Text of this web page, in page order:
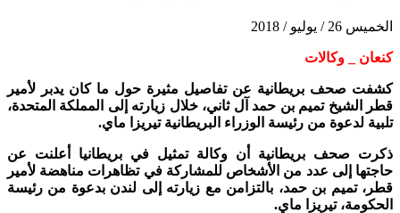
الخميس 26 / يوليو / 2018
كنعان _ وكالات
كشفت صحف بريطانية عن تفاصيل مثيرة حول ما كان يدبر لأمير
قطر الشيخ تميم بن حمد آل ثاني، خلال زيارته إلى المملكة المتحدة،
تلبية لدعوة من رئيسة الوزراء البريطانية تيريزا ماي.
ذكرت صحف بريطانية أن وكالة تمثيل في بريطانيا أعلنت عن
حاجتها إلى عدد من الأشخاص للمشاركة في تظاهرات مناهضة لأمير
قطر، تميم بن حمد، بالتزامن مع زيارته إلى لندن بدعوة من رئيسة
الحكومة، تيريزا ماي.